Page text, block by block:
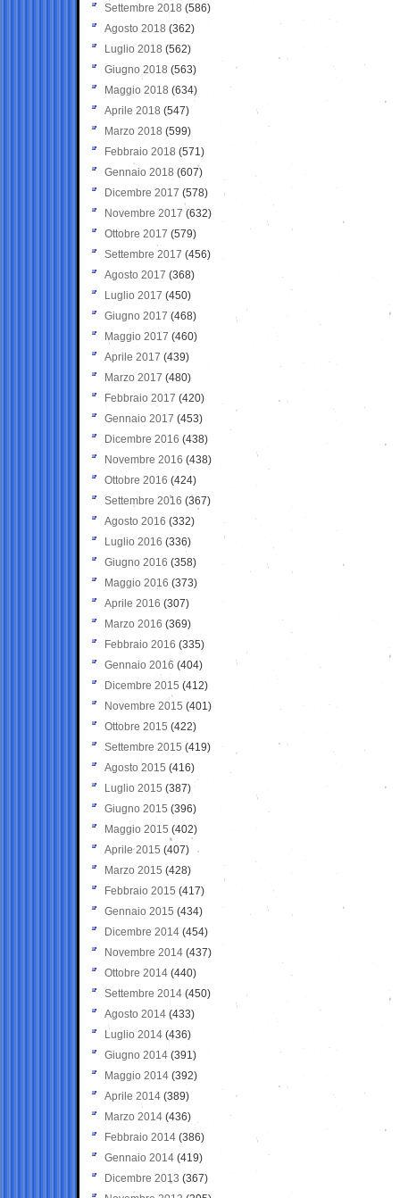
Settembre 2018 (586)
Agosto 2018 (362)
Luglio 2018 (562)
Giugno 2018 (563)
Maggio 2018 (634)
Aprile 2018 (547)
Marzo 2018 (599)
Febbraio 2018 (571)
Gennaio 2018 (607)
Dicembre 2017 (578)
Novembre 2017 (632)
Ottobre 2017 (579)
Settembre 2017 (456)
Agosto 2017 (368)
Luglio 2017 (450)
Giugno 2017 (468)
Maggio 2017 (460)
Aprile 2017 (439)
Marzo 2017 (480)
Febbraio 2017 (420)
Gennaio 2017 (453)
Dicembre 2016 (438)
Novembre 2016 (438)
Ottobre 2016 (424)
Settembre 2016 (367)
Agosto 2016 (332)
Luglio 2016 (336)
Giugno 2016 (358)
Maggio 2016 (373)
Aprile 2016 (307)
Marzo 2016 (369)
Febbraio 2016 (335)
Gennaio 2016 (404)
Dicembre 2015 (412)
Novembre 2015 (401)
Ottobre 2015 (422)
Settembre 2015 (419)
Agosto 2015 (416)
Luglio 2015 (387)
Giugno 2015 (396)
Maggio 2015 (402)
Aprile 2015 (407)
Marzo 2015 (428)
Febbraio 2015 (417)
Gennaio 2015 (434)
Dicembre 2014 (454)
Novembre 2014 (437)
Ottobre 2014 (440)
Settembre 2014 (450)
Agosto 2014 (433)
Luglio 2014 (436)
Giugno 2014 (391)
Maggio 2014 (392)
Aprile 2014 (389)
Marzo 2014 (436)
Febbraio 2014 (386)
Gennaio 2014 (419)
Dicembre 2013 (367)